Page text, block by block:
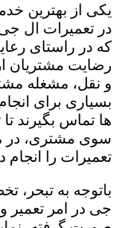
یکی از بهترین
در تعمیرات ال
که در راستای
رضایت مشتریان
و نقل، مشغله
بسیاری برای
ها تماس بگیرند
سوی مشتری، در
تعمیرات را انجام
باتوجه به تبحر،
جی در امر تعمیر